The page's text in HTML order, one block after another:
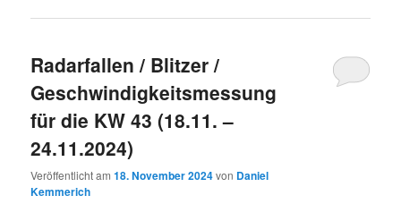
Radarfallen / Blitzer /
Geschwindigkeitsmessung
für die KW 43 (18.11. –
24.11.2024)
Veröffentlicht am18. November 2024von Daniel
Kemmerich